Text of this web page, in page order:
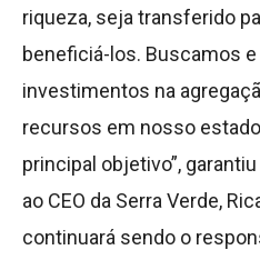
riqueza, seja transferido
beneficiá-los. Buscamos
investimentos na
recursos em nosso
principal objetivo”,
ao CEO da Serra Verde,
continuará sendo o